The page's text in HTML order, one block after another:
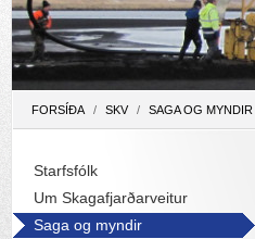
FORSÍÐA / SKV / SAGA OG MYNDIR
Starfsfólk
Um Skagafjarðarveitur
Saga og myndir